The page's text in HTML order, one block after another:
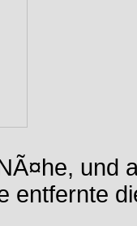
und
entfernte